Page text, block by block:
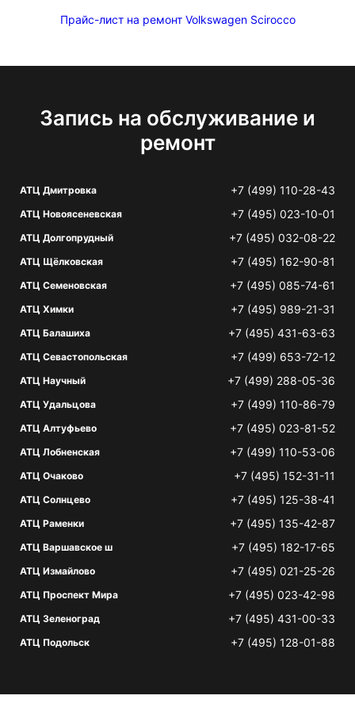
Прайс-лист на ремонт Volkswagen Scirocco
Запись на обслуживание и
ремонт
АТЦ Дмитровка +7 (499) 110-28-43
АТЦ Новоясеневская +7 (495) 023-10-01
АТЦ Долгопрудный +7 (495) 032-08-22
АТЦ Щёлковская +7 (495) 162-90-81
АТЦ Семеновская +7 (495) 085-74-61
АТЦ Химки +7 (495) 989-21-31
АТЦ Балашиха +7 (495) 431-63-63
АТЦ Севастопольская +7 (499) 653-72-12
АТЦ Научный +7 (499) 288-05-36
АТЦ Удальцова +7 (499) 110-86-79
АТЦ Алтуфьево +7 (495) 023-81-52
АТЦ Лобненская +7 (499) 110-53-06
АТЦ Очаково +7 (495) 152-31-11
АТЦ Солнцево +7 (495) 125-38-41
АТЦ Раменки +7 (495) 135-42-87
АТЦ Варшавское ш +7 (495) 182-17-65
АТЦ Измайлово +7 (495) 021-25-26
АТЦ Проспект Мира +7 (495) 023-42-98
АТЦ Зеленоград +7 (495) 431-00-33
АТЦ Подольск +7 (495) 128-01-88